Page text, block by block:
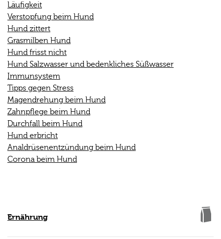
Läufigkeit
Verstopfung beim Hund
Hund zittert
Grasmilben Hund
Hund frisst nicht
Hund Salzwasser und bedenkliches Süßwasser
Immunsystem
Tipps gegen Stress
Magendrehung beim Hund
Zahnpflege beim Hund
Durchfall beim Hund
Hund erbricht
Analdrüsenentzündung beim Hund
Corona beim Hund
Ernährung